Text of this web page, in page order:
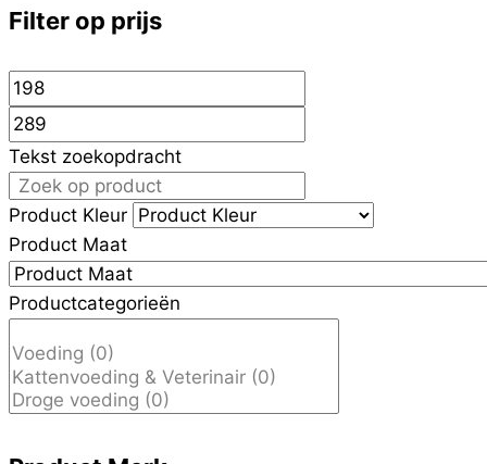
Deze
optie
op
productpagina
Filter op prijs
Tekst zoekopdracht
Product Kleur
Product Maat
Productcategorieën